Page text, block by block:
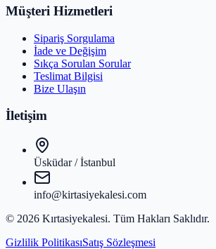
Müşteri Hizmetleri
Sipariş Sorgulama
İade ve Değişim
Sıkça Sorulan Sorular
Teslimat Bilgisi
Bize Ulaşın
İletişim
Üsküdar / İstanbul
info@kirtasiyekalesi.com
© 2026 Kırtasiyekalesi. Tüm Hakları Saklıdır.
Gizlilik PolitikasıSatış Sözleşmesi